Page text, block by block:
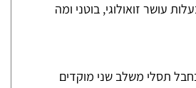
עושר זואולוגי, בוטני ומה
תסלי משלב שני מוקדים